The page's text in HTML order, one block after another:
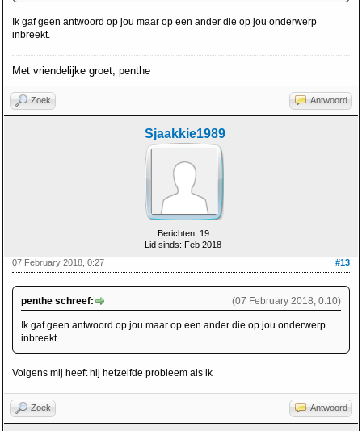
Ik gaf geen antwoord op jou maar op een ander die op jou onderwerp
inbreekt.
Met vriendelijke groet, penthe
Zoek Antwoord
Sjaakkie1989
Berichten: 19
Lid sinds: Feb 2018
#13
07 February 2018, 0:27
(07 February 2018, 0:10)
penthe schreef:
Ik gaf geen antwoord op jou maar op een ander die op jou onderwerp
inbreekt.
Volgens mij heeft hij hetzelfde probleem als ik
Zoek Antwoord